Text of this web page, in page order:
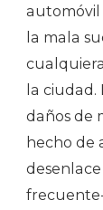
automóvil
la mala
la
daños de
hecho de